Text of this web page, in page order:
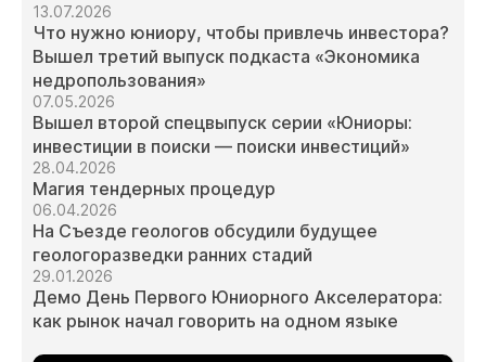
13.07.2026
Что нужно юниору, чтобы привлечь инвестора?
Вышел третий выпуск подкаста «Экономика
недропользования»
07.05.2026
Вышел второй спецвыпуск серии «Юниоры:
инвестиции в поиски — поиски инвестиций»
28.04.2026
Магия тендерных процедур
06.04.2026
На Съезде геологов обсудили будущее
геологоразведки ранних стадий
29.01.2026
Демо День Первого Юниорного Акселератора:
как рынок начал говорить на одном языке